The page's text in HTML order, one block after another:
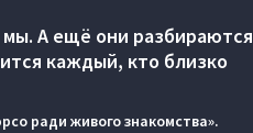
А ещё они разбираются
каждый, кто близко
ради живого знакомства».